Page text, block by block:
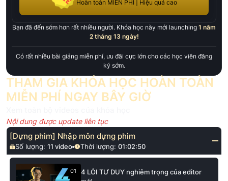
THAM GIA KHÓA HỌC HOÀN TOÀN
MIỄN PHÍ NGAY BÂY GIỜ
Nội dung được update liên tục
[Dựng phim] Nhập môn dựng phim
Số lượng:11 video Thời lượng: 01:02:50
01
4 LỖI TƯ DUY nghiêm trọng của editor
Hoàn toàn MIỄN PHÍ | Hiệu quả cao
Bạn đã đến sớm hơn rất nhiều người. Khóa học này mới launching 1 năm
2 tháng 13 ngày!
Có rất nhiều bài giảng miễn phí, ưu đãi cực lớn cho các học viên đăng
ký sớm.